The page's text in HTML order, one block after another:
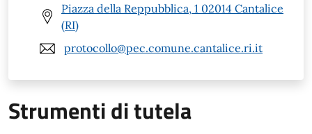
Piazza della Reppubblica, 1 02014 Cantalice
(RI)
protocollo@pec.comune.cantalice.ri.it
Strumenti di tutela